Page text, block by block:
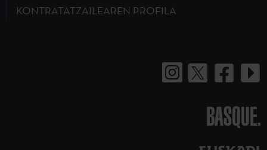
KONTRATATZAILEAREN PROFILA
BASQUE.